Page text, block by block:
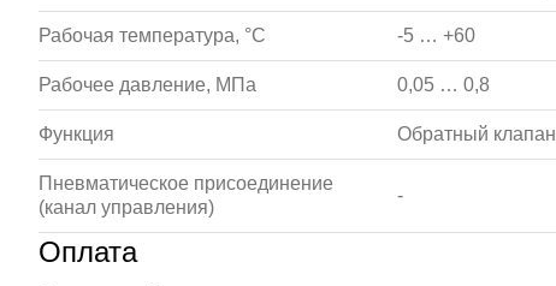
Рабочая температура, °С -5 … +60
Рабочее давление, МПа 0,05 … 0,8
Функция Обратный клапан
Пневматическое присоединение
(канал управления)
-
Оплата